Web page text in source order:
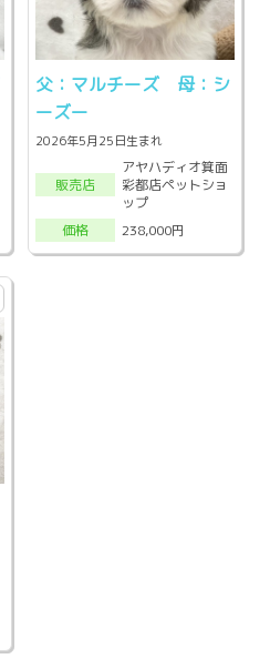
父：マルチーズ 母：シ
ーズー
2026年5月25日生まれ
販売店
アヤハディオ箕面
彩都店ペットショ
ップ
価格
238,000円